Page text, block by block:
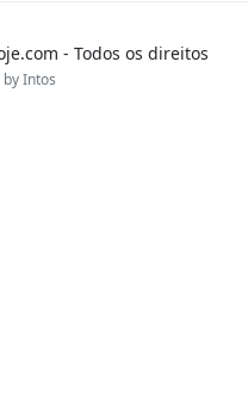
- Todos os direitos
by Intos